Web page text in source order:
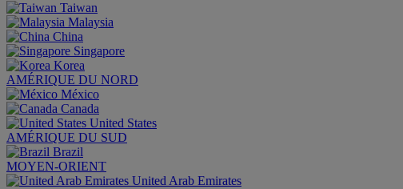
Taiwan
Malaysia
China
Singapore
Korea
AMÉRIQUE DU NORD
México
Canada
United States
AMÉRIQUE DU SUD
Brazil
MOYEN-ORIENT
United Arab Emirates